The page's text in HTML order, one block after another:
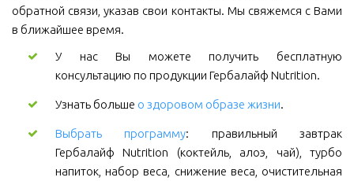
обратной связи, указав свои контакты. Мы свяжемся с Вами
в ближайшее время.
У нас Вы можете получить бесплатную
консультацию по продукции Гербалайф Nutrition.
Узнать больше о здоровом образе жизни.
Выбрать программу: правильный завтрак
Гербалайф Nutrition (коктейль, алоэ, чай), турбо
напиток, набор веса, снижение веса, очистительная